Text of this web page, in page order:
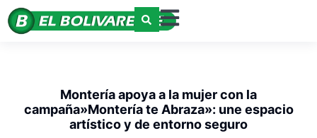
Montería apoya a la mujer con la
campaña»Montería te Abraza»: une espacio
artístico y de entorno seguro